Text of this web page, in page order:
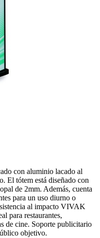
con aluminio lacado al
El tótem está diseñado con
de 2mm. Además, cuenta
para un uso diurno o
al impacto VIVAK
para restaurantes,
de cine. Soporte publicitario
objetivo.